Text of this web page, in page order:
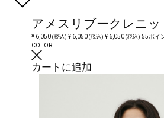
アメスリブークレニ
¥ 6,050(税込) ¥ 6,050(税込) ¥ 6,050(税込) 55ポイ
COLOR
カートに追加